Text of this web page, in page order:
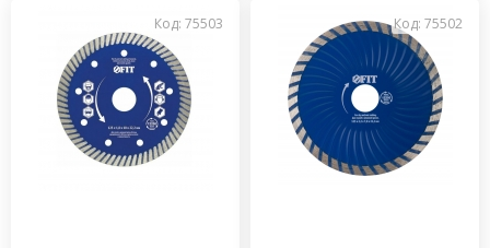
Код: 75503 Код: 75502